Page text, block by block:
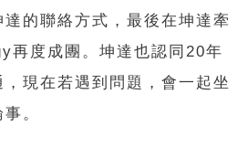
的聯絡方式，最後在坤達牽
再度成團。坤達也認同20年
現在若遇到問題，會一起坐
。